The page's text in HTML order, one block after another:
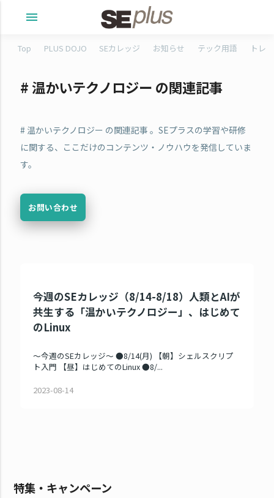
menu
Top PLUS DOJO SEカレッジ お知らせ テック用語 トレ
# 温かいテクノロジー の関連記事
# 温かいテクノロジー の関連記事 。SEプラスの学習や研修
に関する、ここだけのコンテンツ・ノウハウを発信していま
す。
お問い合わせ
今週のSEカレッジ（8/14-8/18）人類とAIが
共生する「温かいテクノロジー」、はじめて
のLinux
～今週のSEカレッジ～ ●8/14(月) 【朝】シェルスクリプ
ト入門 【昼】はじめてのLinux ●8/...
2023-08-14
特集・キャンペーン